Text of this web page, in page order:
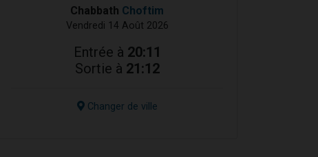
Chabbath Choftim
Vendredi 14 Août 2026
Entrée à 20:11
Sortie à 21:12
Changer de ville